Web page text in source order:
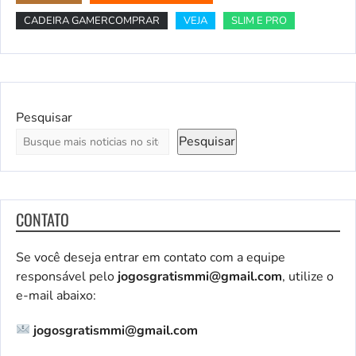
CADEIRA GAMERCOMPRAR
VEJA SLIM E PRO
Pesquisar
Pesquisar
CONTATO
Se você deseja entrar em contato com a equipe
responsável pelo jogosgratismmi@gmail.com, utilize o
e-mail abaixo:
jogosgratismmi@gmail.com